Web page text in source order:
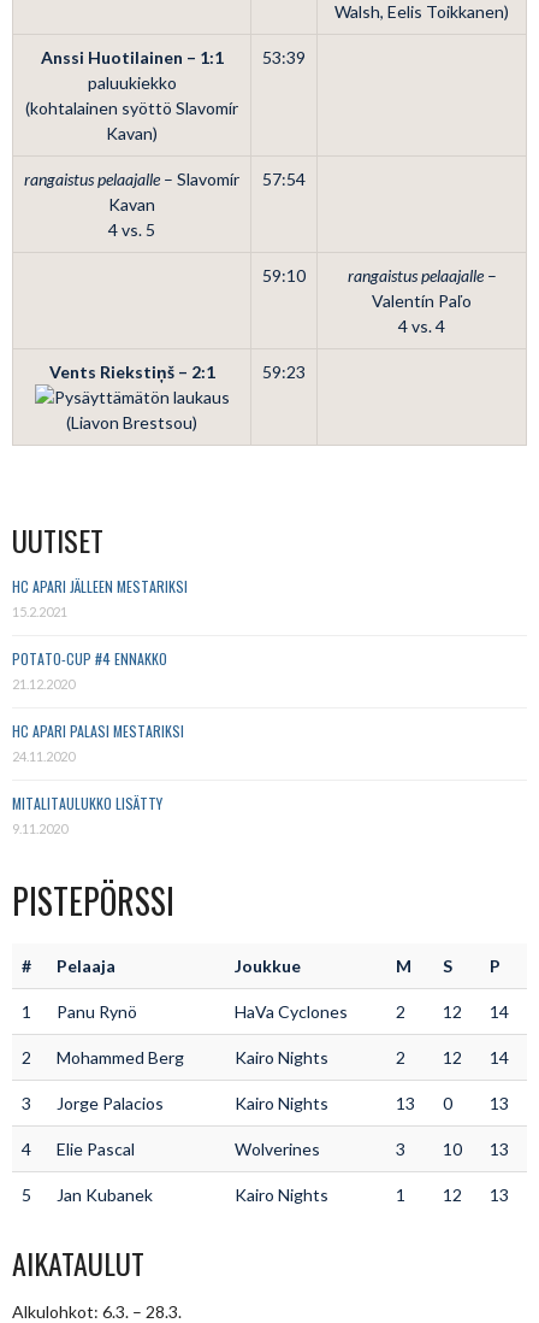
Walsh, Eelis Toikkanen)
Anssi Huotilainen – 1:1
paluukiekko
(kohtalainen syöttö Slavomír
Kavan)
53:39
rangaistus pelaajalle– Slavomír
Kavan
4 vs. 5
57:54
59:10 rangaistus pelaajalle–
Valentín Paľo
4 vs. 4
Vents Riekstiņš – 2:1
(Liavon Brestsou)
59:23
UUTISET
HC APARI JÄLLEEN MESTARIKSI
15.2.2021
POTATO-CUP #4 ENNAKKO
21.12.2020
HC APARI PALASI MESTARIKSI
24.11.2020
MITALITAULUKKO LISÄTTY
9.11.2020
PISTEPÖRSSI
# Pelaaja Joukkue M S P
1 Panu Rynö HaVa Cyclones 2 12 14
2 Mohammed Berg Kairo Nights 2 12 14
3 Jorge Palacios Kairo Nights 13 0 13
4 Elie Pascal Wolverines 3 10 13
5 Jan Kubanek Kairo Nights 1 12 13
AIKATAULUT
Alkulohkot: 6.3. – 28.3.